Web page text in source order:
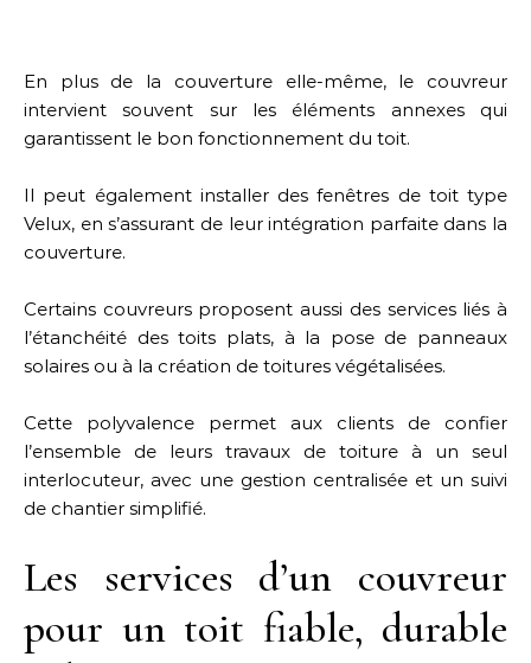
En plus de la couverture elle-même, le couvreur
intervient souvent sur les éléments annexes qui
garantissent le bon fonctionnement du toit.
Il peut également installer des fenêtres de toit type
Velux, en s’assurant de leur intégration parfaite dans la
couverture.
Certains couvreurs proposent aussi des services liés à
l’étanchéité des toits plats, à la pose de panneaux
solaires ou à la création de toitures végétalisées.
Cette polyvalence permet aux clients de confier
l’ensemble de leurs travaux de toiture à un seul
interlocuteur, avec une gestion centralisée et un suivi
de chantier simplifié.
Les services d’un couvreur
pour un toit fiable, durable